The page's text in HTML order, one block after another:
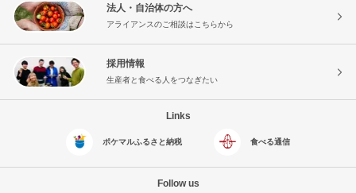
法人・自治体の方へ
アライアンスのご相談はこちらから
採用情報
生産者と食べる人をつなぎたい
Links
ポケマルふるさと納税 食べる通信
Follow us